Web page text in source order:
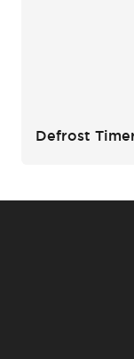
Defrost